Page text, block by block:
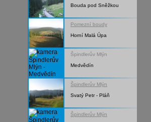
Bouda pod Sněžkou
Pomezní boudy
Horní Malá Úpa
Špindlerův Mlýn
Medvědín
Špindlerův Mlýn
Svatý Petr - Pláň
Špindlerův Mlýn